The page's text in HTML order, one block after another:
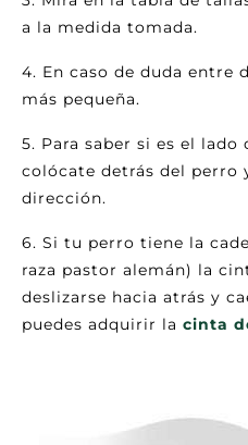
a la medida tomada.
4. En caso de duda entre
más pequeña.
5. Para saber si es el
colócate detrás del perro
dirección.
6. Si tu perro tiene la
raza pastor alemán) la
deslizarse hacia atrás y
puedes adquirir la cinta